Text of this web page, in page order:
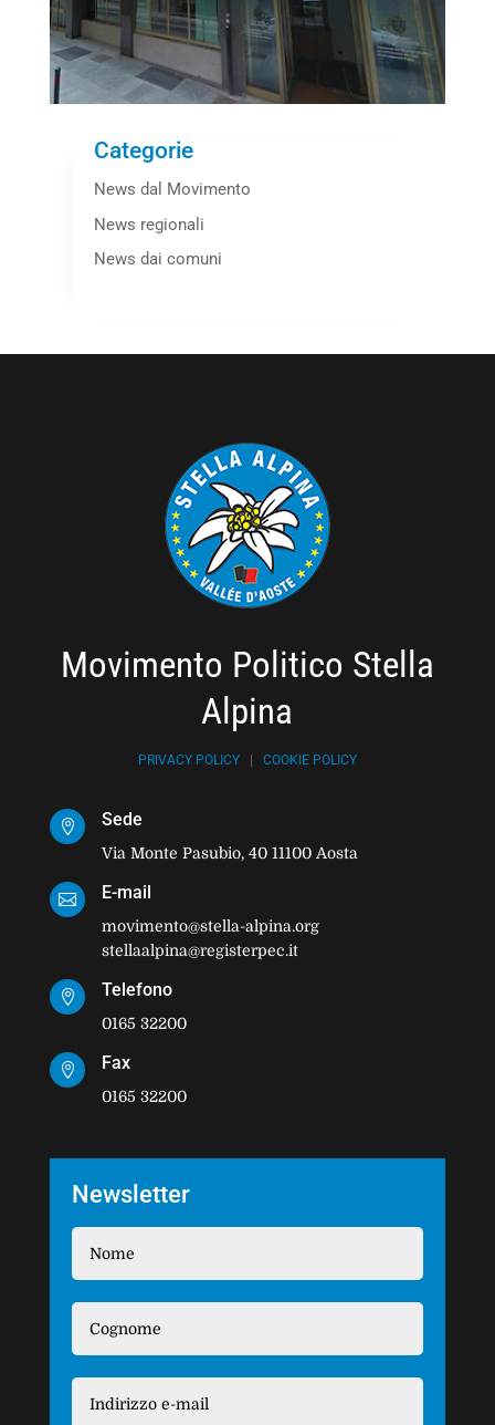
Categorie
News dal Movimento
News regionali
News dai comuni
Movimento Politico Stella
Alpina
PRIVACY POLICY| COOKIE POLICY
 Sede
Via Monte Pasubio, 40 11100 Aosta
 E-mail
movimento@stella-alpina.org
stellaalpina@registerpec.it
 Telefono
0165 32200
 Fax
0165 32200
Newsletter